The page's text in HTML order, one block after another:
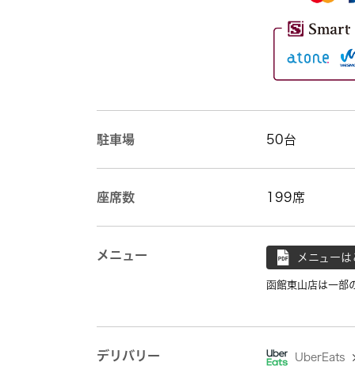
駐車場 50台
座席数 199席
メニュー メニュー
函館東山店は一部
デリバリー UberEats